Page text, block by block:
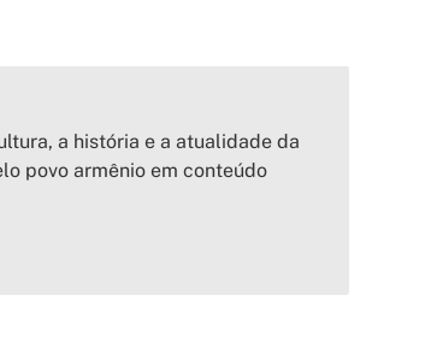
a história e a atualidade da
povo armênio em conteúdo